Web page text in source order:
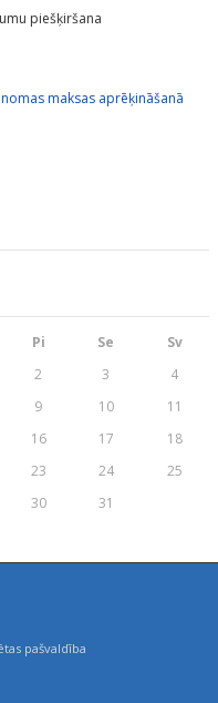
piešķiršana
maksas aprēķināšanā
Pi Se
Sv
2 3
4
9 10
11
16 17
18
23 24
25
30
31
pašvaldība